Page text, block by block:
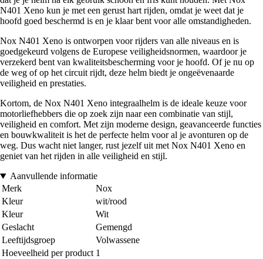
N401 Xeno kun je met een gerust hart rijden, omdat je weet dat je
hoofd goed beschermd is en je klaar bent voor alle omstandigheden.
Nox N401 Xeno is ontworpen voor rijders van alle niveaus en is
goedgekeurd volgens de Europese veiligheidsnormen, waardoor je
verzekerd bent van kwaliteitsbescherming voor je hoofd. Of je nu op
de weg of op het circuit rijdt, deze helm biedt je ongeëvenaarde
veiligheid en prestaties.
Kortom, de Nox N401 Xeno integraalhelm is de ideale keuze voor
motorliefhebbers die op zoek zijn naar een combinatie van stijl,
veiligheid en comfort. Met zijn moderne design, geavanceerde functies
en bouwkwaliteit is het de perfecte helm voor al je avonturen op de
weg. Dus wacht niet langer, rust jezelf uit met Nox N401 Xeno en
geniet van het rijden in alle veiligheid en stijl.
Aanvullende informatie
Merk
Nox
Kleur
wit/rood
Kleur
Wit
Geslacht
Gemengd
Leeftijdsgroep
Volwassene
Hoeveelheid per product 1